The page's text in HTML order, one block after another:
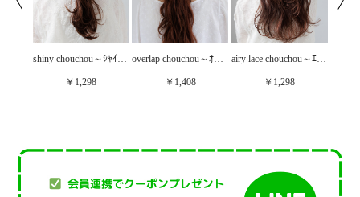
shiny chouchou～ｼｬｲﾆｰｼｭｼｭ
￥1,298
overlap chouchou～ｵｰﾊﾞｰﾗｯﾌﾟｼｭｼｭ
￥1,408
airy lace chouchou～ｴｱﾘｰﾚｰｽｼｭｼｭ
￥1,298